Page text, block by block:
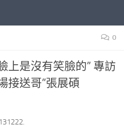
0
上是沒有笑臉的” 專訪
接送哥”張展碩